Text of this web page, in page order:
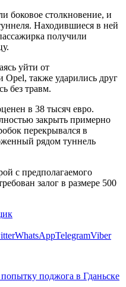
боковое столкновение, и
Находившиеся в ней
получили
уйти от
Opel, также ударились друг
без травм.
в 38 тысяч евро.
закрыть примерно
перекрывался в
рядом туннель
с предполагаемого
залог в размере 500
WhatsAppTelegramViber
поджога в Гданьске